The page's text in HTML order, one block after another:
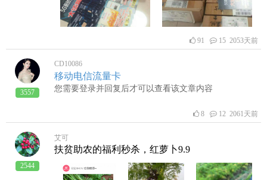
91 15 2053天前
3557
CD10086
移动电信流量卡
您需要登录并回复后才可以查看该文章内容
8 12 2061天前
2544
艾可
扶贫助农的福利秒杀，红萝卜9.9